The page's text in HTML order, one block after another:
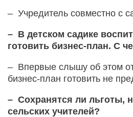
– Учредитель совместно с
– В детском садике
готовить бизнес-план. С
– Впервые слышу об этом
бизнес-план готовить не
– Сохранятся ли льготы,
сельских учителей?